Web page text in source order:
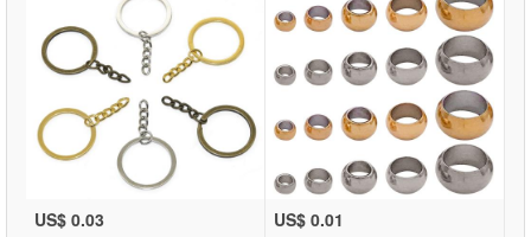
US$ 0.03 US$ 0.01